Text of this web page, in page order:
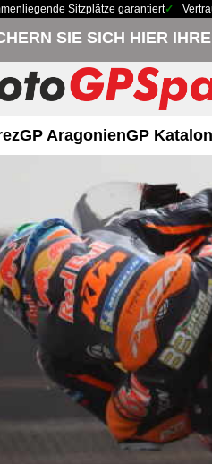
Sitzplätze garantiert
SIE SICH HIER
GP AragonienGP